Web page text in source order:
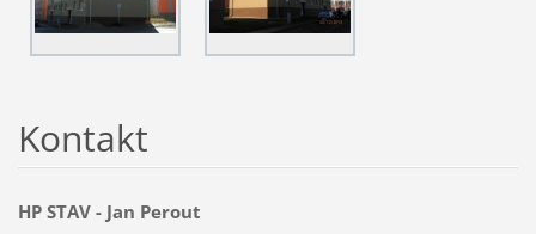
Kontakt
HP STAV - Jan Perout